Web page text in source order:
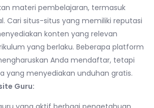
materi pembelajaran, termasuk
Cari situs-situs yang memiliki reputasi
konten yang relevan
yang berlaku. Beberapa platform
Anda mendaftar, tetapi
yang menyediakan unduhan gratis.
Guru: